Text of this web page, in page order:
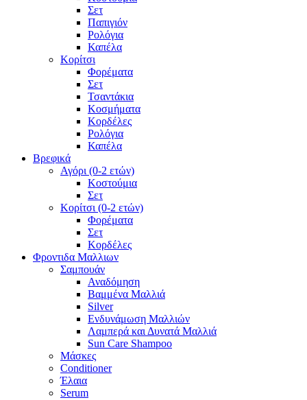
Σετ
Παπιγιόν
Ρολόγια
Καπέλα
Κορίτσι
Φορέματα
Σετ
Τσαντάκια
Κοσμήματα
Κορδέλες
Ρολόγια
Καπέλα
Βρεφικά
Αγόρι (0-2 ετών)
Κοστούμια
Σετ
Κορίτσι (0-2 ετών)
Φορέματα
Σετ
Κορδέλες
Φροντιδα Μαλλιων
Σαμπουάν
Αναδόμηση
Βαμμένα Μαλλιά
Silver
Ενδυνάμωση Μαλλιών
Λαμπερά και Δυνατά Μαλλιά
Sun Care Shampoo
Μάσκες
Conditioner
Έλαια
Serum